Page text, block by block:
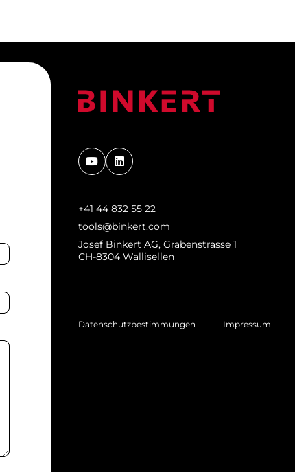
+41 44 832 55 22
tools@binkert.com
Josef Binkert AG, Grabenstrasse 1
CH-8304 Wallisellen
Datenschutzbestimmungen Impressum